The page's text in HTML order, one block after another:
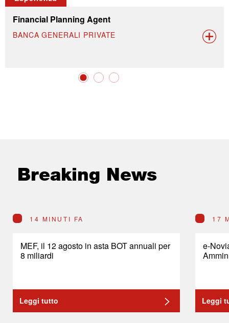
Financial Planning Agent
BANCA GENERALI PRIVATE
Breaking News
14 MINUTI FA
MEF, il 12 agosto in asta BOT annuali per
8 miliardi
Leggi tutto
17
e-
Leggi